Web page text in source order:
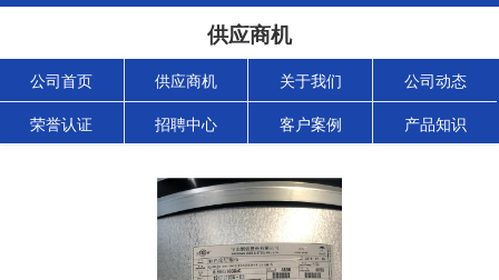
供应商机
公司首页 供应商机 关于我们 公司动态
荣誉认证 招聘中心 客户案例 产品知识